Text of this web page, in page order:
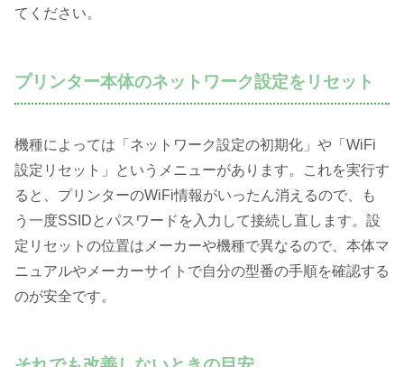
てください。
プリンター本体のネットワーク設定をリセット
機種によっては「ネットワーク設定の初期化」や「WiFi
設定リセット」というメニューがあります。これを実行す
ると、プリンターのWiFi情報がいったん消えるので、も
う一度SSIDとパスワードを入力して接続し直します。設
定リセットの位置はメーカーや機種で異なるので、本体マ
ニュアルやメーカーサイトで自分の型番の手順を確認する
のが安全です。